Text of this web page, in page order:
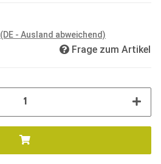
(DE - Ausland abweichend)
Frage zum Artikel